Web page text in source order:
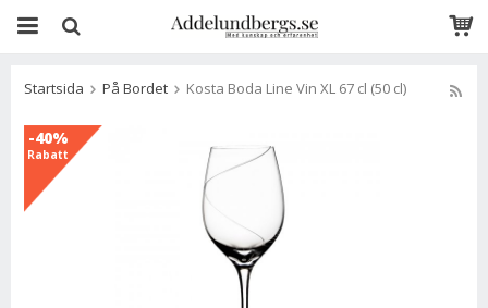
Startsida På Bordet Kosta Boda Line Vin XL 67 cl (50 cl)
-40%
Rabatt